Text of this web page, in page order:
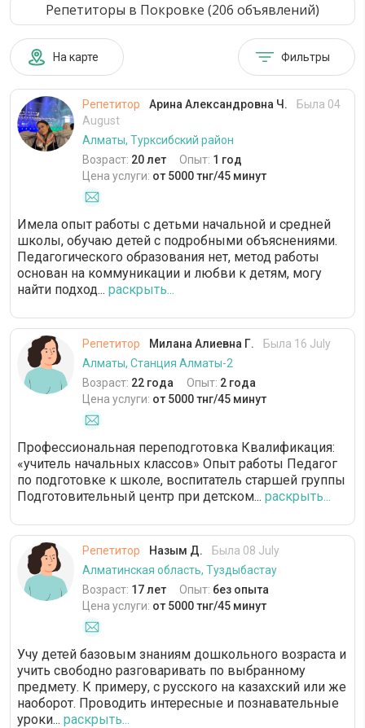
Репетиторы в Покровке (206 объявлений)
На карте Фильтры
Репетитор Арина Александровна Ч.
Была 04
August
Алматы, Турксибский район
Возраст: 20 лет Опыт: 1 год
Цена услуги: от 5000 тнг/45 минут
Имела опыт работы с детьми начальной и средней
школы, обучаю детей с подробными объяснениями.
Педагогического образования нет, метод работы
основан на коммуникации и любви к детям, могу
найти подход... раскрыть...
Репетитор Милана Алиевна Г.
Была 16 July
Алматы, Станция Алматы-2
Возраст: 22 года Опыт: 2 года
Цена услуги: от 5000 тнг/45 минут
Профессиональная переподготовка Квалификация:
«учитель начальных классов» Опыт работы Педагог
по подготовке к школе, воспитатель старшей группы
Подготовительный центр при детском... раскрыть...
Репетитор Назым Д.
Была 08 July
Алматинская область, Туздыбастау
Возраст: 17 лет Опыт: без опыта
Цена услуги: от 5000 тнг/45 минут
Учу детей базовым знаниям дошкольного возраста и
учить свободно разговаривать по выбранному
предмету. К примеру, с русского на казахский или же
наоборот. Проводить интересные и познавательные
уроки... раскрыть...